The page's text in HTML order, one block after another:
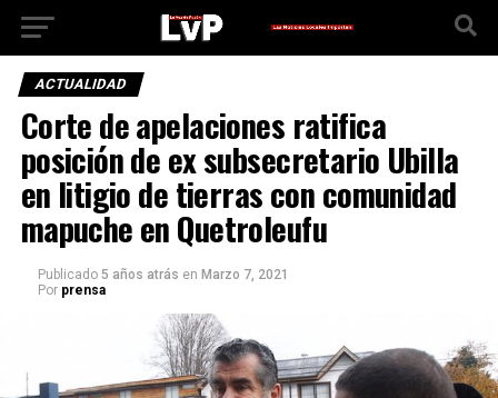
ACTUALIDAD
Corte de apelaciones ratifica
posición de ex subsecretario Ubilla
en litigio de tierras con comunidad
mapuche en Quetroleufu
Publicado 5 años atrás en Marzo 7, 2021
Por prensa